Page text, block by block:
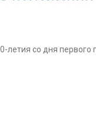
летия со дня первого